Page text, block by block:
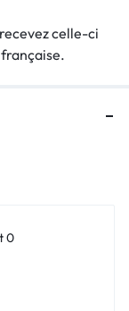
celle-ci
0